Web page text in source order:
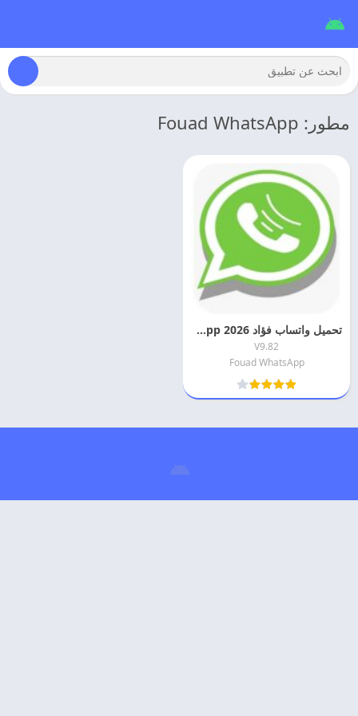
مطور: Fouad WhatsApp
تحميل واتساب فؤاد 2026 Fouad WhatsApp للاندرويد
V9.82
Fouad WhatsApp